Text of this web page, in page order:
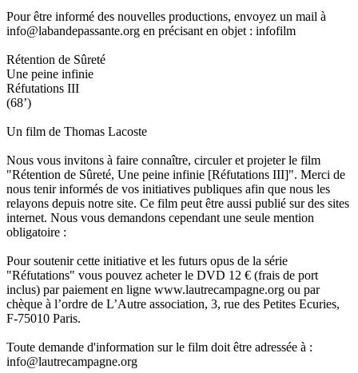
Pour être informé des nouvelles productions, envoyez un mail à
info@labandepassante.org en précisant en objet : infofilm
Rétention de Sûreté
Une peine infinie
Réfutations III
(68’)
Un film de Thomas Lacoste
Nous vous invitons à faire connaître, circuler et projeter le film
"Rétention de Sûreté, Une peine infinie [Réfutations III]". Merci de
nous tenir informés de vos initiatives publiques afin que nous les
relayons depuis notre site. Ce film peut être aussi publié sur des sites
internet. Nous vous demandons cependant une seule mention
obligatoire :
Pour soutenir cette initiative et les futurs opus de la série
"Réfutations" vous pouvez acheter le DVD 12 € (frais de port
inclus) par paiement en ligne www.lautrecampagne.org ou par
chèque à l’ordre de L’Autre association, 3, rue des Petites Ecuries,
F-75010 Paris.
Toute demande d'information sur le film doit être adressée à :
info@lautrecampagne.org